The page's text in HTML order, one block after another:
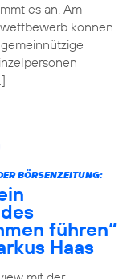
es an. Am
können
BÖRSENZEITUNG:
führen“
Haas